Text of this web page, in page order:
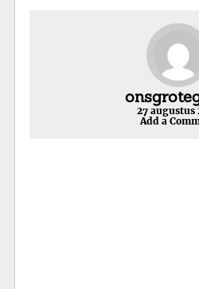
27 augustus
Add a